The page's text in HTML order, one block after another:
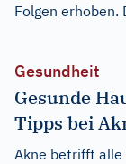
Folgen erhoben.
Gesundheit
Gesunde
Tipps bei
Akne betrifft alle